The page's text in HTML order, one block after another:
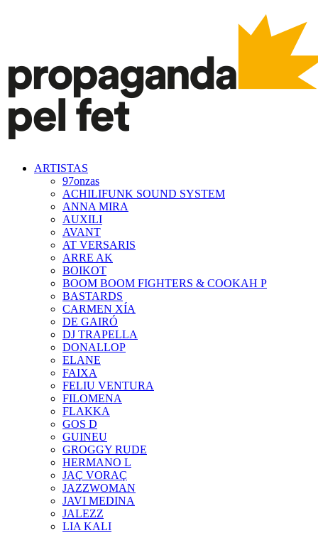
ARTISTAS
97onzas
ACHILIFUNK SOUND SYSTEM
ANNA MIRA
AUXILI
AVANT
AT VERSARIS
ARRE AK
BOIKOT
BOOM BOOM FIGHTERS & COOKAH P
BASTARDS
CARMEN XÍA
DE GAIRÓ
DJ TRAPELLA
DONALLOP
ELANE
FAIXA
FELIU VENTURA
FILOMENA
FLAKKA
GOS D
GUINEU
GROGGY RUDE
HERMANO L
JAÇ VORAÇ
JAZZWOMAN
JAVI MEDINA
JALEZZ
LIA KALI